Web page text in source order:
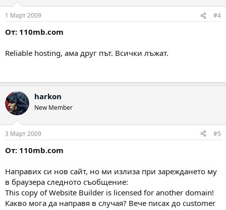
1 Март 2009 #4
От: 110mb.com
Reliable hosting, ама друг път. Всички лъжат.
harkon
New Member
3 Март 2009 #5
От: 110mb.com
Направих си нов сайт, но ми излиза при зареждането му
в браузера следното съобщение:
This copy of Website Builder is licensed for another domain!
Какво мога да направя в случая? Вече писах до customer